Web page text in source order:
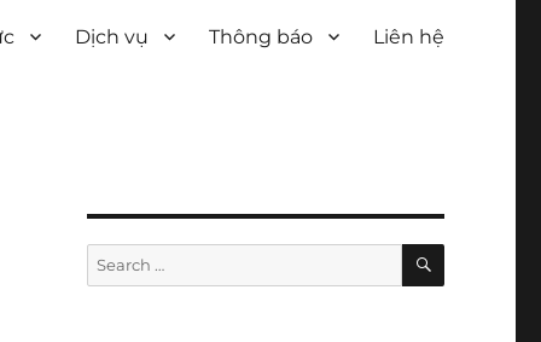
Dịch vụ Thông báo Liên hệ
Search
for:
SEARCH